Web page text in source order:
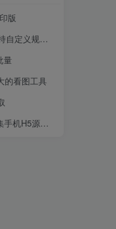
版
弹幕，跨平台下载
量
的看图工具
VIP卡密功能